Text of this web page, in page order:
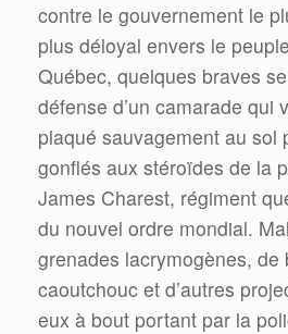
contre le gouvernement le
plus déloyal envers le
Québec, quelques braves
défense d’un camarade qui
plaqué sauvagement au sol
gonflés aux stéroïdes de la
James Charest, régiment
du nouvel ordre mondial.
grenades lacrymogènes, de
caoutchouc et d’autres
eux à bout portant par la